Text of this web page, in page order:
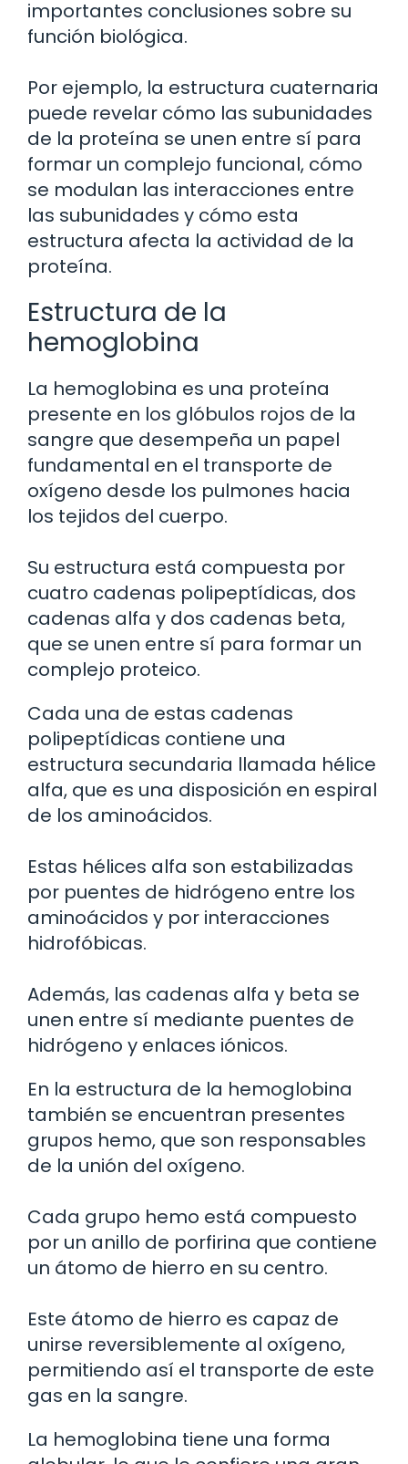
importantes conclusiones sobre su
función biológica.
Por ejemplo, la estructura cuaternaria
puede revelar cómo las subunidades
de la proteína se unen entre sí para
formar un complejo funcional, cómo
se modulan las interacciones entre
las subunidades y cómo esta
estructura afecta la actividad de la
proteína.
Estructura de la
hemoglobina
La hemoglobina es una proteína
presente en los glóbulos rojos de la
sangre que desempeña un papel
fundamental en el transporte de
oxígeno desde los pulmones hacia
los tejidos del cuerpo.
Su estructura está compuesta por
cuatro cadenas polipeptídicas, dos
cadenas alfa y dos cadenas beta,
que se unen entre sí para formar un
complejo proteico.
Cada una de estas cadenas
polipeptídicas contiene una
estructura secundaria llamada hélice
alfa, que es una disposición en espiral
de los aminoácidos.
Estas hélices alfa son estabilizadas
por puentes de hidrógeno entre los
aminoácidos y por interacciones
hidrofóbicas.
Además, las cadenas alfa y beta se
unen entre sí mediante puentes de
hidrógeno y enlaces iónicos.
En la estructura de la hemoglobina
también se encuentran presentes
grupos hemo, que son responsables
de la unión del oxígeno.
Cada grupo hemo está compuesto
por un anillo de porfirina que contiene
un átomo de hierro en su centro.
Este átomo de hierro es capaz de
unirse reversiblemente al oxígeno,
permitiendo así el transporte de este
gas en la sangre.
La hemoglobina tiene una forma